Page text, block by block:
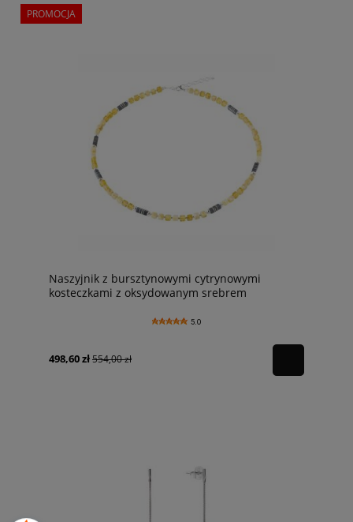
Naszyjnik z bursztynowymi cytrynowymi
kosteczkami z oksydowanym srebrem
5.0
498,60 zł554,00 zł
PROMOCJA